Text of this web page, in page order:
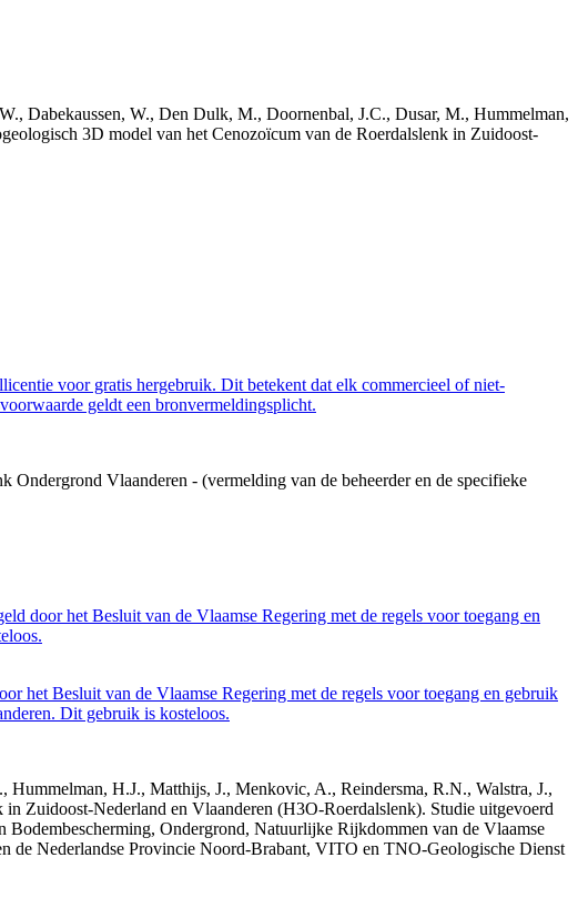
Dabekaussen, W., Den Dulk, M., Doornenbal, J.C., Dusar, M., Hummelman,
3D model van het Cenozoïcum van de Roerdalslenk in Zuidoost-
voor gratis hergebruik. Dit betekent dat elk commercieel of niet-
geldt een bronvermeldingsplicht.
Vlaanderen - (vermelding van de beheerder en de specifieke
door het Besluit van de Vlaamse Regering met de regels voor toegang en
het Besluit van de Vlaamse Regering met de regels voor toegang en gebruik
Dit gebruik is kosteloos.
H.J., Matthijs, J., Menkovic, A., Reindersma, R.N., Walstra, J.,
Zuidoost-Nederland en Vlaanderen (H3O-Roerdalslenk). Studie uitgevoerd
Ondergrond, Natuurlijke Rijkdommen van de Vlaamse
de Nederlandse Provincie Noord-Brabant, VITO en TNO-Geologische Dienst